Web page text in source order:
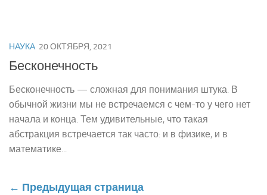
НАУКА 20 ОКТЯБРЯ, 2021
Бесконечность
Бесконечность — сложная для понимания штука. В
обычной жизни мы не встречаемся с чем-то у чего нет
начала и конца. Тем удивительные, что такая
абстракция встречается так часто: и в физике, и в
математике...
← Предыдущая страница